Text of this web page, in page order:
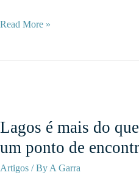
Barão
e
natureza
com
o
Read More »
Lagos é mais do
um ponto de
Artigos / ByA Garra